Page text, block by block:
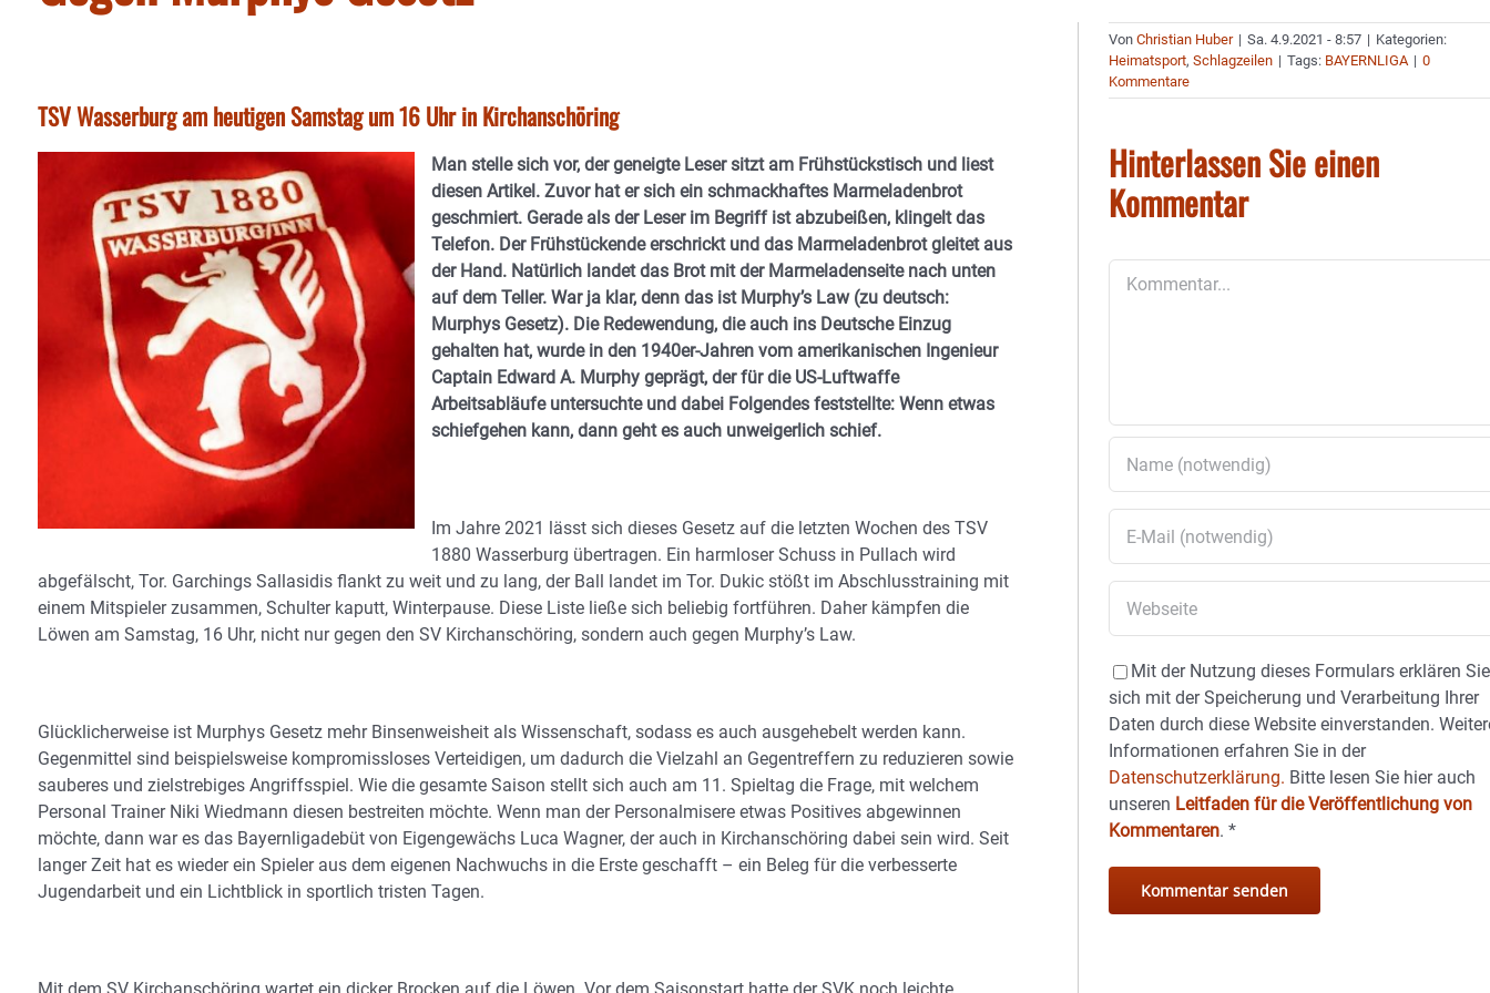
TSV Wasserburg am heutigen Samstag um 16 Uhr in Kirchanschöring
Man stelle sich vor, der geneigte Leser sitzt am Frühstückstisch und liest
diesen Artikel. Zuvor hat er sich ein schmackhaftes Marmeladenbrot
geschmiert. Gerade als der Leser im Begriff ist abzubeißen, klingelt das
Telefon. Der Frühstückende erschrickt und das Marmeladenbrot gleitet aus
der Hand. Natürlich landet das Brot mit der Marmeladenseite nach unten
auf dem Teller. War ja klar, denn das ist Murphy’s Law (zu deutsch:
Murphys Gesetz). Die Redewendung, die auch ins Deutsche Einzug
gehalten hat, wurde in den 1940er-Jahren vom amerikanischen Ingenieur
Captain Edward A. Murphy geprägt, der für die US-Luftwaffe
Arbeitsabläufe untersuchte und dabei Folgendes feststellte: Wenn etwas
schiefgehen kann, dann geht es auch unweigerlich schief.
Im Jahre 2021 lässt sich dieses Gesetz auf die letzten Wochen des TSV
1880 Wasserburg übertragen. Ein harmloser Schuss in Pullach wird
abgefälscht, Tor. Garchings Sallasidis flankt zu weit und zu lang, der Ball landet im Tor. Dukic stößt im Abschlusstraining mit
einem Mitspieler zusammen, Schulter kaputt, Winterpause. Diese Liste ließe sich beliebig fortführen. Daher kämpfen die
Löwen am Samstag, 16 Uhr, nicht nur gegen den SV Kirchanschöring, sondern auch gegen Murphy’s Law.
Glücklicherweise ist Murphys Gesetz mehr Binsenweisheit als Wissenschaft, sodass es auch ausgehebelt werden kann.
Gegenmittel sind beispielsweise kompromissloses Verteidigen, um dadurch die Vielzahl an Gegentreffern zu reduzieren sowie
sauberes und zielstrebiges Angriffsspiel. Wie die gesamte Saison stellt sich auch am 11. Spieltag die Frage, mit welchem
Personal Trainer Niki Wiedmann diesen bestreiten möchte. Wenn man der Personalmisere etwas Positives abgewinnen
möchte, dann war es das Bayernligadebüt von Eigengewächs Luca Wagner, der auch in Kirchanschöring dabei sein wird. Seit
langer Zeit hat es wieder ein Spieler aus dem eigenen Nachwuchs in die Erste geschafft – ein Beleg für die verbesserte
Jugendarbeit und ein Lichtblick in sportlich tristen Tagen.
VonChristian Huber | Sa. 4.9.2021 - 8:57 | Kategorien:
Heimatsport,Schlagzeilen | Tags: BAYERNLIGA | 0
Kommentare
Hinterlassen Sie einen
Kommentar
Mit der Nutzung dieses Formulars erklären Sie
sich mit der Speicherung und Verarbeitung Ihrer
Daten durch diese Website einverstanden.
Informationen erfahren Sie in der
Datenschutzerklärung. Bitte lesen Sie hier auch
unseren Leitfaden für die Veröffentlichung von
Kommentaren.*